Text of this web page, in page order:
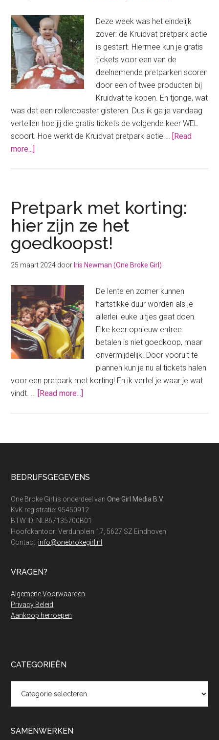
Deze week was het eindelijk
zover: de Kruidvat pretpark actie
is gestart. Hiermee kun je gratis
tickets voor een van de
deelnemende pretparken scoren
door een of twee producten bij
Kruidvat te kopen. En tjonge, wat
was dat een rollercoaster gisteren. Dus ik ga je vandaag
vertellen hoe jij die gratis tickets de volgende keer WEL
scoort. Hoe werkt de Kruidvat pretpark actie …
[Read
more...]
zo
scoor
jij
die
gratis
tickets
Pretpark met korting:
hier zijn ze het
goedkoopst!
25 maart 2024 door Iris Newman (One Broke Girl)
De lente en zomer kunnen
hartstikke duur worden als je
allerlei leuke uitjes gaat doen.
Elke keer opnieuw entree
betalen is niet goedkoop, maar
onvermijdelijk. Door vooruit te
plannen kun je nu al tickets halen
voor een pretpark met korting! En ik vertel je waar je wat
vindt. …
[Read more...]
hier
het
goedkoopst!
Footer
BEDRIJFSGEGEVENS
One Broke Girl is onderdeel vanOne Girl Media B.V.
KvK registratie: 95450912
BTW ID: NL867135700B01
Hoofdkantoor: Verdunplein 17, 5627 SZ Eindhoven
Contact: info@onebrokegirl.nl
VRAGEN?
Algemene Voorwaarden
Privacy Beleid
Aankoop herroepen
CATEGORIEËN
SAMENWERKEN